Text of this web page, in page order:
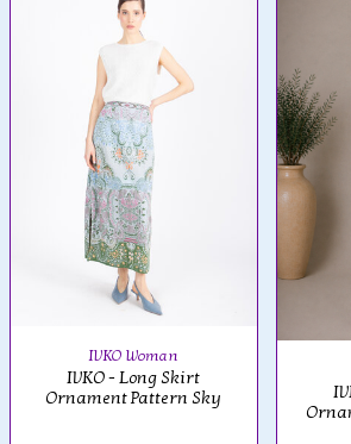
IVKO Woman
IVKO - Long Skirt
Ornament Pattern Sky